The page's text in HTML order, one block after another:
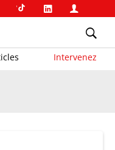
Intervenez